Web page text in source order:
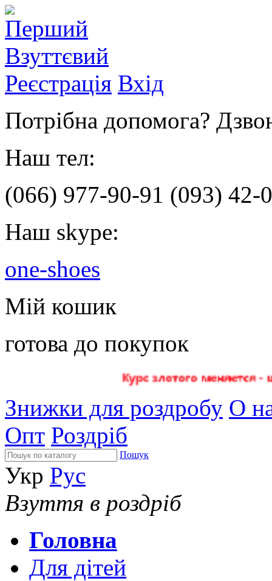
Реєстрація Вхід
Потрібна допомога?
Наш тел:
(066) 977-90-91 (093) 42-
Наш skype:
one-shoes
Мій кошик
готова до покупок
Знижки для роздробу О
Опт Роздріб
Пошук
Укр Рус
Взуття в роздріб
Головна
Для дітей